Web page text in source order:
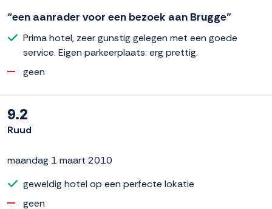
“een aanrader voor een bezoek aan Brugge”
Prima hotel, zeer gunstig gelegen met een goede
service. Eigen parkeerplaats: erg prettig.
geen
9.2
Ruud
maandag 1 maart 2010
geweldig hotel op een perfecte lokatie
geen